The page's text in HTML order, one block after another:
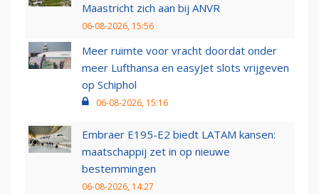
Maastricht zich aan bij ANVR
06-08-2026, 15:56
Meer ruimte voor vracht doordat onder
meer Lufthansa en easyJet slots vrijgeven
op Schiphol
06-08-2026, 15:16
Embraer E195-E2 biedt LATAM kansen:
maatschappij zet in op nieuwe
bestemmingen
06-08-2026, 14:27